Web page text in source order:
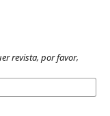
revista, por favor,